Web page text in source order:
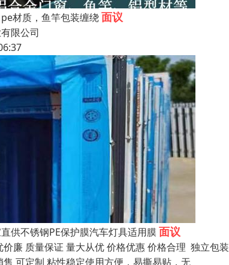
材质，鱼竿包装缠绕面议
限公司
供不锈钢PE保护膜汽车灯具适用膜面议
价廉 质量保证 量大从优 价格优惠 价格合理 独立
售 可定制 粘性稳定使用方便，易撕易贴，无